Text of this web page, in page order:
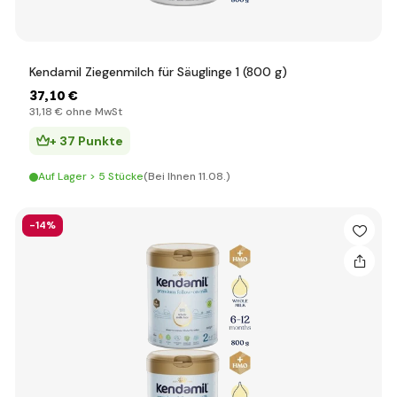
Kendamil Ziegenmilch für Säuglinge 1 (800 g)
37,10 €
31,18 € ohne MwSt
+ 37 Punkte
Auf Lager > 5 Stücke(Bei Ihnen 11.08.)
-14%